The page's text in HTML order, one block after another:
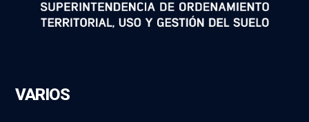
VARIOS